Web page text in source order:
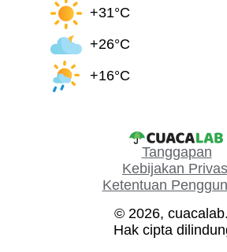
+31°C
+26°C
+16°C
Tanggapan
Kebijakan
Ketentuan
© 2026,
Hak cipta